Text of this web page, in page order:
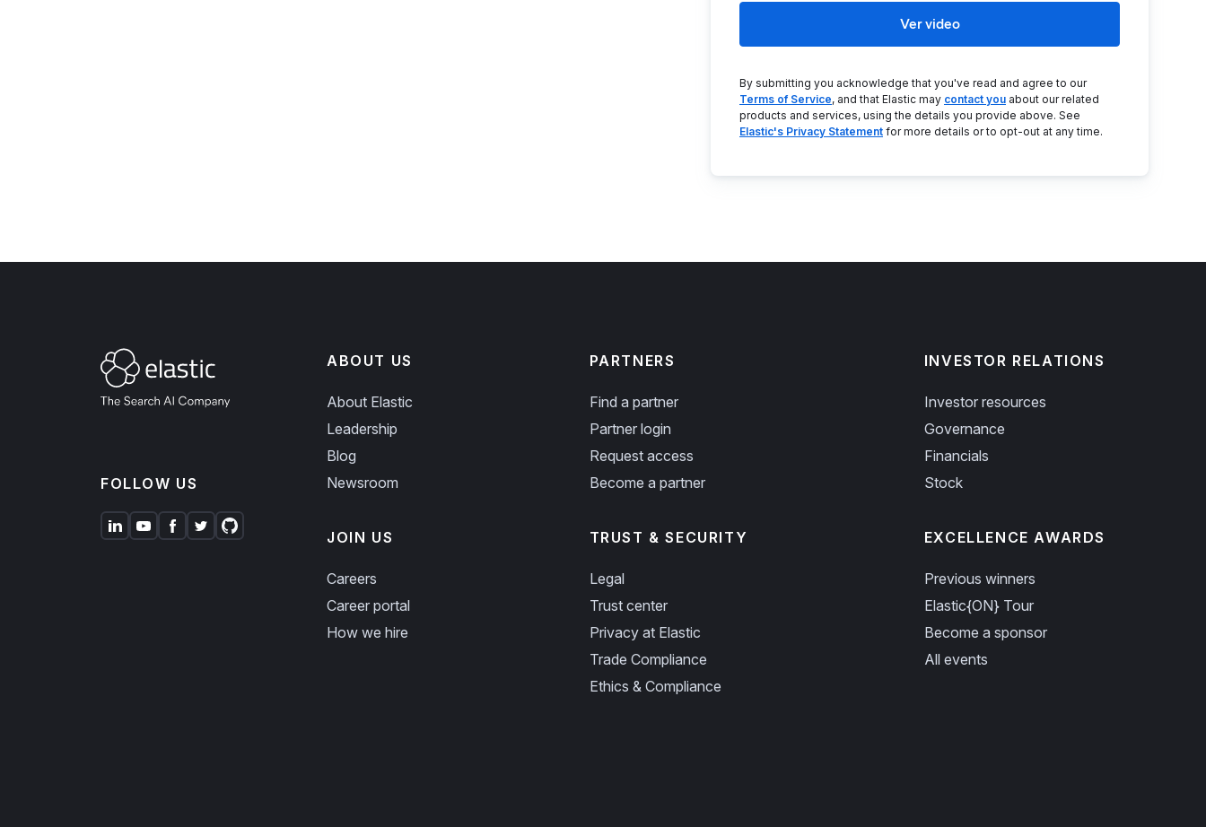
Ver video
By submitting you acknowledge that you've read and agree to our
Terms of Service, and that Elastic may contact you about our related
products and services, using the details you provide above. See
Elastic's Privacy Statement for more details or to opt-out at any time.
FOLLOW US
ABOUT US
About Elastic
Leadership
Blog
Newsroom
JOIN US
Careers
Career portal
How we hire
PARTNERS
Find a partner
Partner login
Request access
Become a partner
TRUST & SECURITY
Legal
Trust center
Privacy at Elastic
Trade Compliance
Ethics & Compliance
INVESTOR RELATIONS
Investor resources
Governance
Financials
Stock
EXCELLENCE AWARDS
Previous winners
Elastic{ON} Tour
Become a sponsor
All events